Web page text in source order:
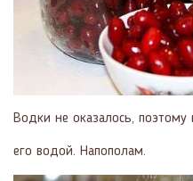
Водки не оказалось, поэтому
его водой. Напополам.